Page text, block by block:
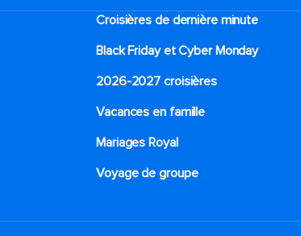
Croisières de dernière minute
Black Friday et Cyber Monday
2026-2027 croisières
Vacances en famille
Mariages Royal
Voyage de groupe​